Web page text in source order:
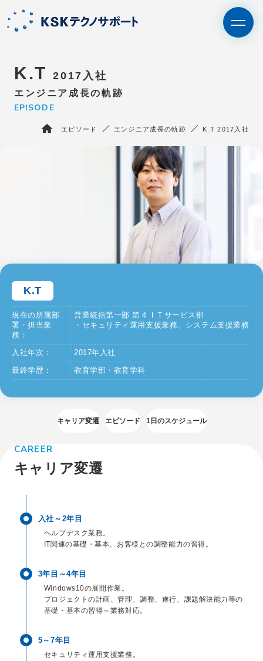
エントリー
BPO・人材派遣はこちら さいたま支社
K.T2017入社
エンジニア成長の軌跡
EPISODE
エピソード エンジニア成長の軌跡 K.T 2017入社
K.T
現在の所属部
署・担当業
務：
営業統括第一部 第４ＩＴサービス部
・セキュリティ運用支援業務、システム支援業務
入社年次： 2017年入社
最終学歴： 教育学部・教育学科
キャリア変遷 エピソード 1日のスケジュール
CAREER
キャリア変遷
入社～2年目
ヘルプデスク業務。
IT関連の基礎・基本、お客様との調整能力の習得。
3年目～4年目
Windows10の展開作業。
プロジェクトの計画、管理、調整、遂行、課題解決能力等の
基礎・基本の習得～業務対応。
5～7年目
セキュリティ運用支援業務。